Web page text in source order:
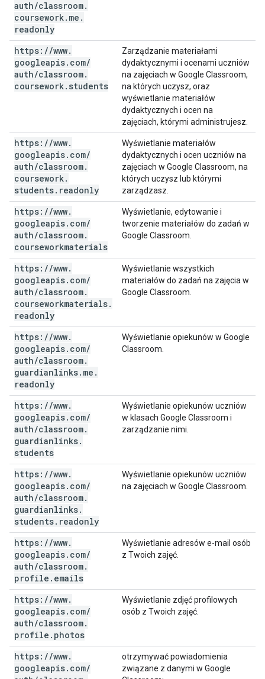
auth/classroom.
coursework. me .
readonly
https: //www.
googleapis. com/
auth/classroom.
coursework. students
Zarządzanie materiałami
dydaktycznymi i ocenami uczniów
na zajęciach w Google Classroom,
na których uczysz, oraz
wyświetlanie materiałów
dydaktycznych i ocen na
zajęciach, którymi administrujesz.
https: //www.
googleapis. com/
auth/classroom.
coursework.
students. readonly
Wyświetlanie materiałów
dydaktycznych i ocen uczniów na
zajęciach w Google Classroom, na
których uczysz lub którymi
zarządzasz.
https: //www.
googleapis. com/
auth/classroom.
courseworkmaterials
Wyświetlanie, edytowanie i
tworzenie materiałów do zadań w
Google Classroom.
https: //www.
googleapis. com/
auth/classroom.
courseworkmaterials.
readonly
Wyświetlanie wszystkich
materiałów do zadań na zajęcia w
Google Classroom.
https: //www.
googleapis. com/
auth/classroom.
guardianlinks. me .
readonly
Wyświetlanie opiekunów w Google
Classroom.
https: //www.
googleapis. com/
auth/classroom.
guardianlinks.
students
Wyświetlanie opiekunów uczniów
w klasach Google Classroom i
zarządzanie nimi.
https: //www.
googleapis. com/
auth/classroom.
guardianlinks.
students. readonly
Wyświetlanie opiekunów uczniów
na zajęciach w Google Classroom.
https: //www.
googleapis. com/
auth/classroom.
profile . emails
Wyświetlanie adresów e-mail osób
z Twoich zajęć.
https: //www.
googleapis. com/
auth/classroom.
profile . photos
Wyświetlanie zdjęć profilowych
osób z Twoich zajęć.
https: //www.
googleapis. com/
otrzymywać powiadomienia
związane z danymi w Google